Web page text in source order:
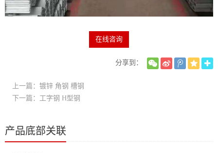
在线咨询
分享到：
上一篇：镀锌 角钢 槽钢
下一篇：工字钢 H型钢
产品底部关联